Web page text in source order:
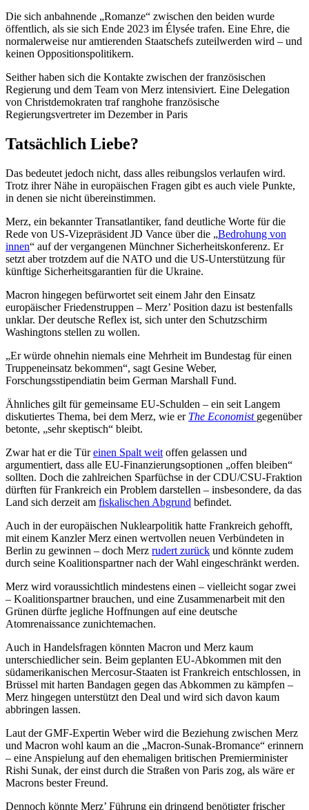
Die sich anbahnende „Romanze“ zwischen den beiden wurde
öffentlich, als sie sich Ende 2023 im Élysée trafen. Eine Ehre, die
normalerweise nur amtierenden Staatschefs zuteilwerden wird – und
keinen Oppositionspolitikern.
Seither haben sich die Kontakte zwischen der französischen
Regierung und dem Team von Merz intensiviert. Eine Delegation
von Christdemokraten traf ranghohe französische
Regierungsvertreter im Dezember in Paris
Tatsächlich Liebe?
Das bedeutet jedoch nicht, dass alles reibungslos verlaufen wird.
Trotz ihrer Nähe in europäischen Fragen gibt es auch viele Punkte,
in denen sie nicht übereinstimmen.
Merz, ein bekannter Transatlantiker, fand deutliche Worte für die
Rede von US-Vizepräsident JD Vance über die „Bedrohung von
innen“ auf der vergangenen Münchner Sicherheitskonferenz. Er
setzt aber trotzdem auf die NATO und die US-Unterstützung für
künftige Sicherheitsgarantien für die Ukraine.
Macron hingegen befürwortet seit einem Jahr den Einsatz
europäischer Friedenstruppen – Merz’ Position dazu ist bestenfalls
unklar. Der deutsche Reflex ist, sich unter den Schutzschirm
Washingtons stellen zu wollen.
„Er würde ohnehin niemals eine Mehrheit im Bundestag für einen
Truppeneinsatz bekommen“, sagt Gesine Weber,
Forschungsstipendiatin beim German Marshall Fund.
Ähnliches gilt für gemeinsame EU-Schulden – ein seit Langem
diskutiertes Thema, bei dem Merz, wie er The Economist gegenüber
betonte, „sehr skeptisch“ bleibt.
Zwar hat er die Türeinen Spalt weit offen gelassen und
argumentiert, dass alle EU-Finanzierungsoptionen „offen bleiben“
sollten. Doch die zahlreichen Sparfüchse in der CDU/CSU-Fraktion
dürften für Frankreich ein Problem darstellen – insbesondere, da das
Land sich derzeit am fiskalischen Abgrund befindet.
Auch in der europäischen Nuklearpolitik hatte Frankreich gehofft,
mit einem Kanzler Merz einen wertvollen neuen Verbündeten in
Berlin zu gewinnen – doch Merz rudert zurück und könnte zudem
durch seine Koalitionspartner nach der Wahl eingeschränkt werden.
Merz wird voraussichtlich mindestens einen – vielleicht sogar zwei
– Koalitionspartner brauchen, und eine Zusammenarbeit mit den
Grünen dürfte jegliche Hoffnungen auf eine deutsche
Atomrenaissance zunichtemachen.
Auch in Handelsfragen könnten Macron und Merz kaum
unterschiedlicher sein. Beim geplanten EU-Abkommen mit den
südamerikanischen Mercosur-Staaten ist Frankreich entschlossen, in
Brüssel mit harten Bandagen gegen das Abkommen zu kämpfen –
Merz hingegen unterstützt den Deal und wird sich davon kaum
abbringen lassen.
Laut der GMF-Expertin Weber wird die Beziehung zwischen Merz
und Macron wohl kaum an die „Macron-Sunak-Bromance“ erinnern
– eine Anspielung auf den ehemaligen britischen Premierminister
Rishi Sunak, der einst durch die Straßen von Paris zog, als wäre er
Macrons bester Freund.
Dennoch könnte Merz’ Führung ein dringend benötigter frischer